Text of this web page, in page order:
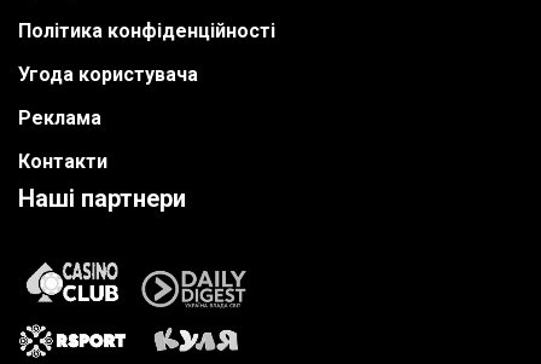
Політика конфіденційності
Угода користувача
Реклама
Контакти
Наші партнери